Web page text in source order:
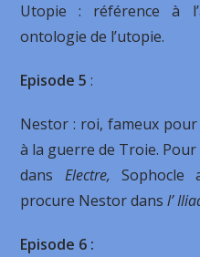
Utopie : référence à
ontologie de l’utopie.
Episode 5:
Nestor : roi, fameux
à la guerre de Troie.
dans Electre, Sophocle
procure Nestor dansl’
Episode 6 :